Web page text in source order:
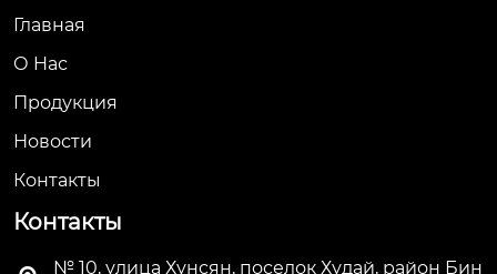
Главная
О Hас
Продукция
Новости
Контакты
Контакты
№ 10, улица Хунсян, поселок Худай, район Бин